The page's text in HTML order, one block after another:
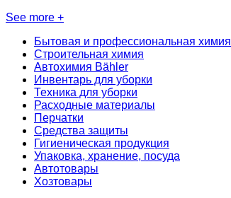
See more +
Бытовая и профессиональная химия
Строительная химия
Автохимия Bähler
Инвентарь для уборки
Техника для уборки
Расходные материалы
Перчатки
Средства защиты
Гигиеническая продукция
Упаковка, хранение, посуда
Автотовары
Хозтовары